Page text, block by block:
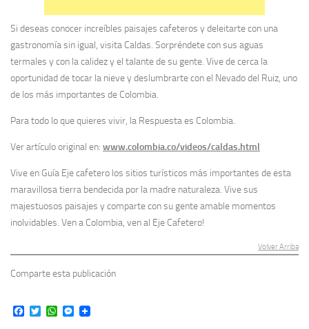
Si deseas conocer increíbles paisajes cafeteros y deleitarte con una
gastronomía sin igual, visita Caldas. Sorpréndete con sus aguas
termales y con la calidez y el talante de su gente. Vive de cerca la
oportunidad de tocar la nieve y deslumbrarte con el Nevado del Ruiz, uno
de los más importantes de Colombia.
Para todo lo que quieres vivir, la Respuesta es Colombia.
Ver artículo original en: www.colombia.co/videos/caldas.html
Vive en Guía Eje cafetero los sitios turísticos más importantes de esta
maravillosa tierra bendecida por la madre naturaleza. Vive sus
majestuosos paisajes y comparte con su gente amable momentos
inolvidables. Ven a Colombia, ven al Eje Cafetero!
Volver Arriba
Comparte esta publicación
Facebook
TwitterWhatsApp
Messenger